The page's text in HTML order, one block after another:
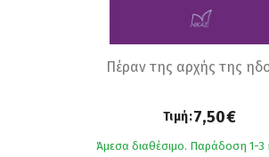
Πέραν της αρχής της
Τιμή:7,50€
Άμεσα διαθέσιμο. Παράδοση 1-3